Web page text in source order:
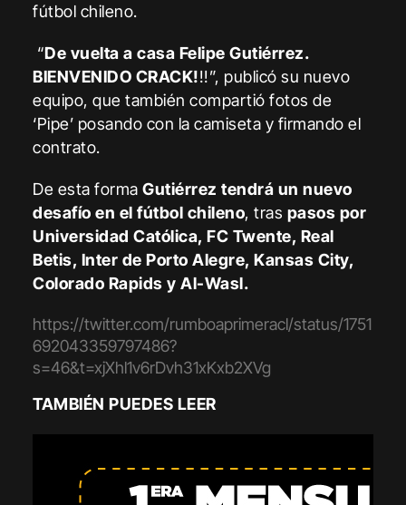
fútbol chileno.
“De vuelta a casa Felipe Gutiérrez.
BIENVENIDO CRACK!!!”, publicó su nuevo
equipo, que también compartió fotos de
‘Pipe’ posando con la camiseta y firmando el
contrato.
De esta formaGutiérrez tendrá un nuevo
desafío en el fútbol chileno, tras pasos por
Universidad Católica, FC Twente, Real
Betis, Inter de Porto Alegre, Kansas City,
Colorado Rapids y Al-Wasl.
https://twitter.com/rumboaprimeracl/status/1751
692043359797486?
s=46&t=xjXhl1v6rDvh31xKxb2XVg
TAMBIÉN PUEDES LEER